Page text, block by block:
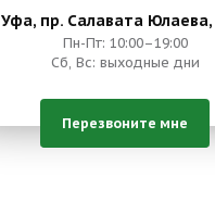
Уфа, пр. Салавата Юлаева,
Пн-Пт: 10:00–19:00
Сб, Вс: выходные дни
Перезвоните мне